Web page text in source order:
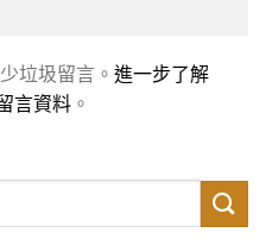
垃圾留言。 進一步了解
言資料 。